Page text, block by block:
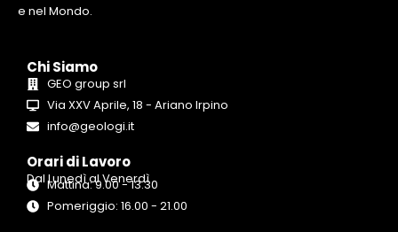
e nel Mondo.
Chi Siamo
GEO group srl
Via XXV Aprile, 18 - Ariano Irpino
info@geologi.it
Orari di Lavoro
Dal Lunedì al Venerdì
Mattina: 9.00 - 13.30
Pomeriggio: 16.00 - 21.00